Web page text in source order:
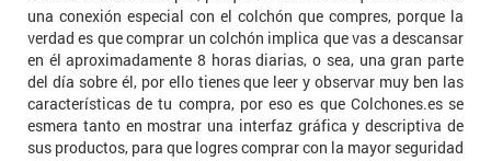
una conexión especial con el colchón que compres, porque la
verdad es que comprar un colchón implica que vas a descansar
en él aproximadamente 8 horas diarias, o sea, una gran parte
del día sobre él, por ello tienes que leer y observar muy ben las
características de tu compra, por eso es que Colchones.es se
esmera tanto en mostrar una interfaz gráfica y descriptiva de
sus productos, para que logres comprar con la mayor seguridad